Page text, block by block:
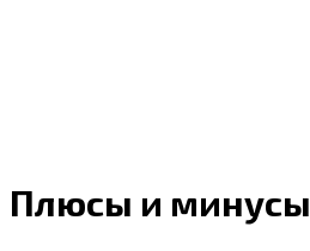
Плюсы и минусы